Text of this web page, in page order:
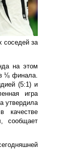
соседей за
на этом
⅛ финала.
(5:1) и
игра
утвердила
качестве
сообщает